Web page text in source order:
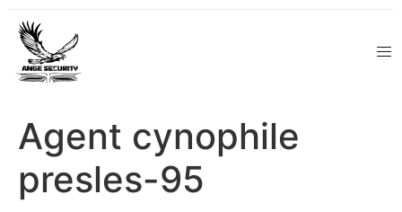
Agent cynophile
presles-95